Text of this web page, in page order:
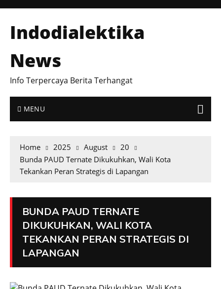
Indodialektika
News
Info Terpercaya Berita Terhangat
MENU
Home 2025 August
20
Bunda PAUD Ternate Dikukuhkan, Wali Kota
Tekankan Peran Strategis di Lapangan
BUNDA PAUD TERNATE
DIKUKUHKAN, WALI KOTA
TEKANKAN PERAN STRATEGIS DI
LAPANGAN